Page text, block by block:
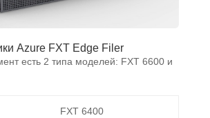
Azure FXT Edge Filer
есть 2 типа моделей: FXT 6600 и
FXT 6400